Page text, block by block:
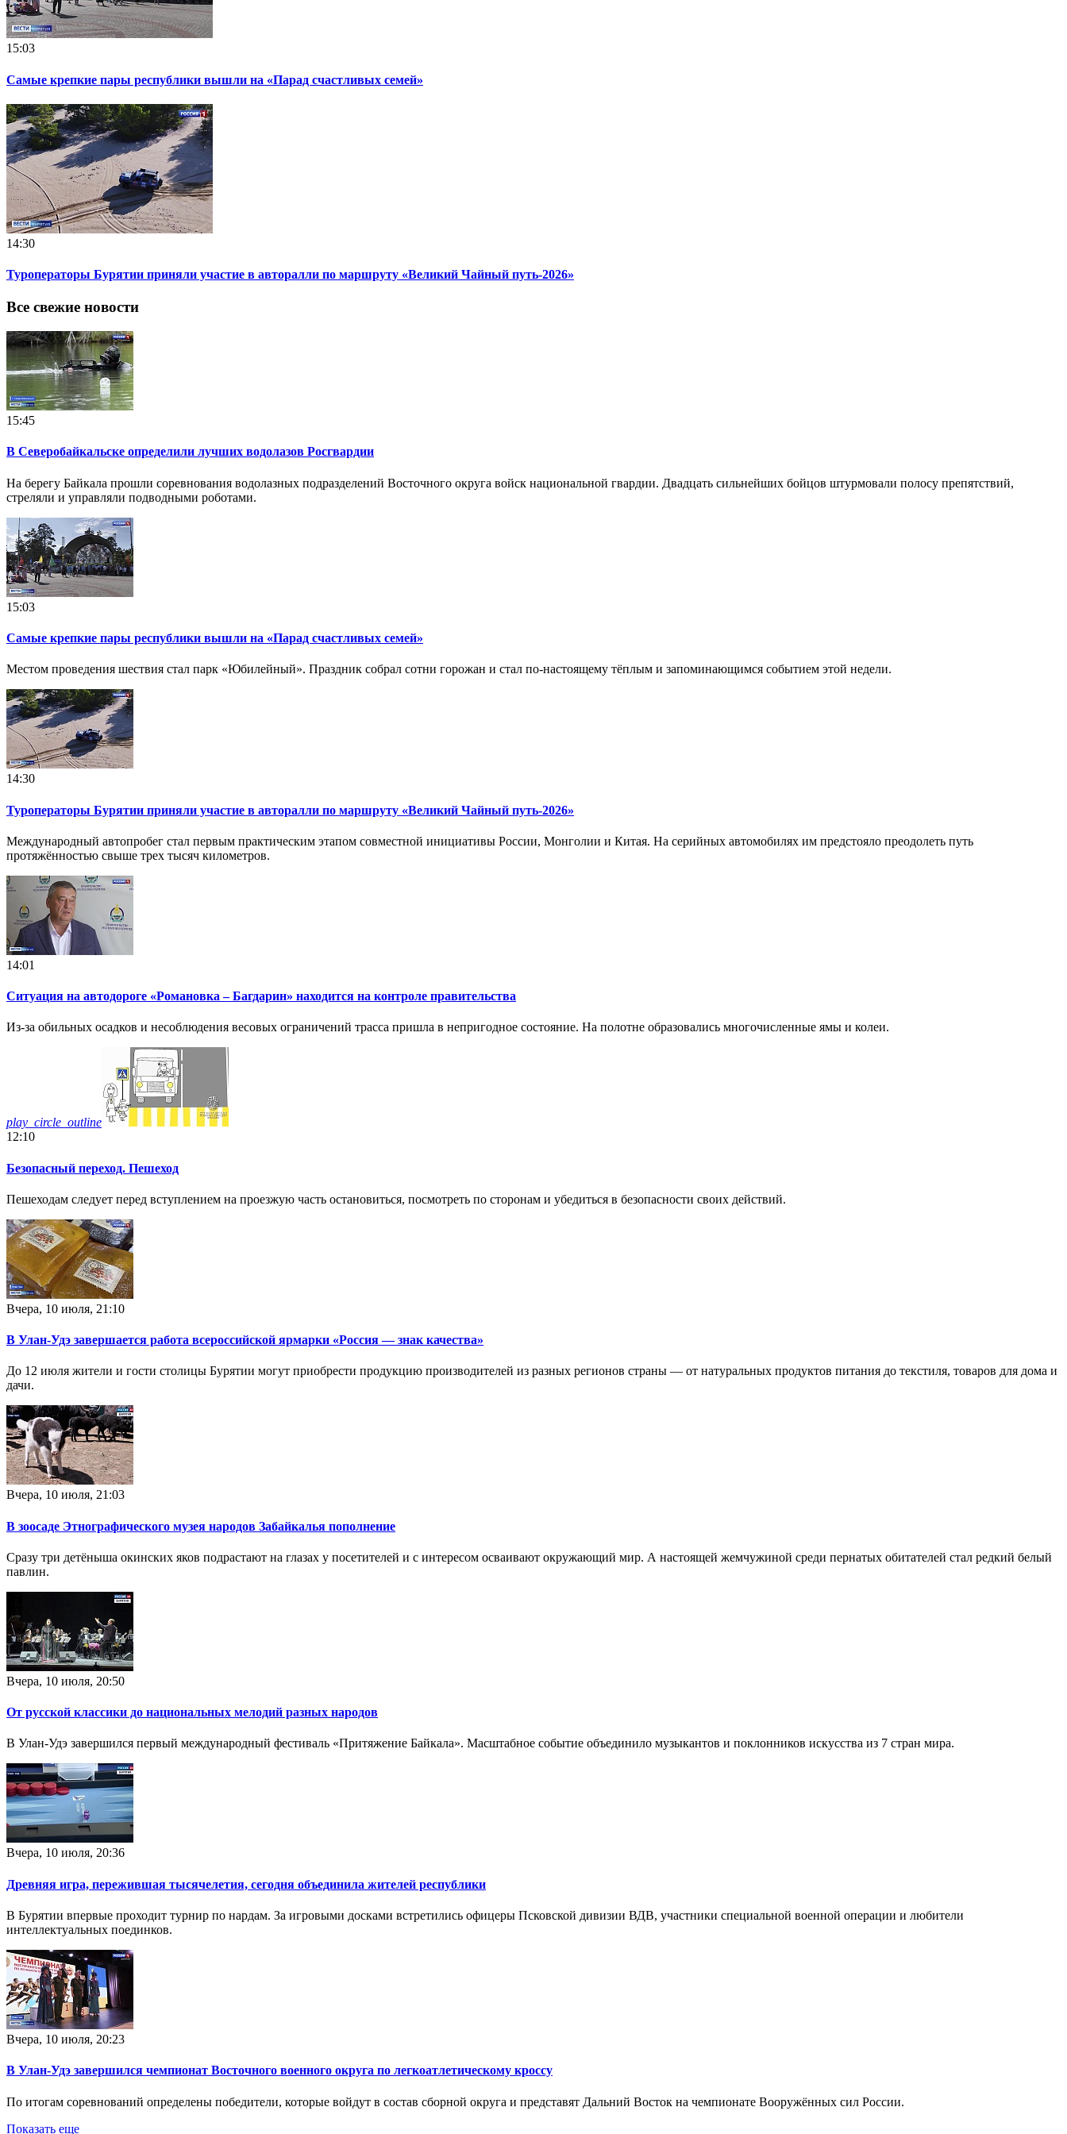
15:03
Самые крепкие пары республики вышли на «Парад счастливых семей»
14:30
Туроператоры Бурятии приняли участие в авторалли по маршруту «Великий Чайный путь-2026»
Все свежие новости
15:45
В Северобайкальске определили лучших водолазов Росгвардии
На берегу Байкала прошли соревнования водолазных подразделений Восточного округа войск национальной гвардии. Двадцать сильнейших бойцов штурмовали полосу препятствий,
стреляли и управляли подводными роботами.
15:03
Самые крепкие пары республики вышли на «Парад счастливых семей»
Местом проведения шествия стал парк «Юбилейный». Праздник собрал сотни горожан и стал по‑настоящему тёплым и запоминающимся событием этой недели.
14:30
Туроператоры Бурятии приняли участие в авторалли по маршруту «Великий Чайный путь-2026»
Международный автопробег стал первым практическим этапом совместной инициативы России, Монголии и Китая. На серийных автомобилях им предстояло преодолеть путь
протяжённостью свыше трех тысяч километров.
14:01
Ситуация на автодороге «Романовка – Багдарин» находится на контроле правительства
Из-за обильных осадков и несоблюдения весовых ограничений трасса пришла в непригодное состояние. На полотне образовались многочисленные ямы и колеи.
play_circle_outline
12:10
Безопасный переход. Пешеход
Пешеходам следует перед вступлением на проезжую часть остановиться, посмотреть по сторонам и убедиться в безопасности своих действий.
Вчера, 10 июля, 21:10
В Улан-Удэ завершается работа всероссийской ярмарки «Россия — знак качества»
До 12 июля жители и гости столицы Бурятии могут приобрести продукцию производителей из разных регионов страны — от натуральных продуктов питания до текстиля, товаров для дома и
дачи.
Вчера, 10 июля, 21:03
В зоосаде Этнографического музея народов Забайкалья пополнение
Сразу три детёныша окинских яков подрастают на глазах у посетителей и с интересом осваивают окружающий мир. А настоящей жемчужиной среди пернатых обитателей стал редкий белый
павлин.
Вчера, 10 июля, 20:50
От русской классики до национальных мелодий разных народов
В Улан-Удэ завершился первый международный фестиваль «Притяжение Байкала». Масштабное событие объединило музыкантов и поклонников искусства из 7 стран мира.
Вчера, 10 июля, 20:36
Древняя игра, пережившая тысячелетия, сегодня объединила жителей республики
В Бурятии впервые проходит турнир по нардам. За игровыми досками встретились офицеры Псковской дивизии ВДВ, участники специальной военной операции и любители
интеллектуальных поединков.
Вчера, 10 июля, 20:23
В Улан-Удэ завершился чемпионат Восточного военного округа по легкоатлетическому кроссу
По итогам соревнований определены победители, которые войдут в состав сборной округа и представят Дальний Восток на чемпионате Вооружённых сил России.
Показать еще